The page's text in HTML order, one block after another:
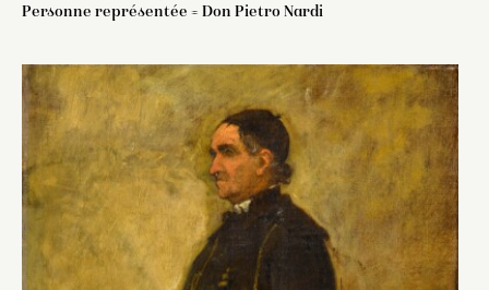
Personne représentée = Don Pietro Nardi